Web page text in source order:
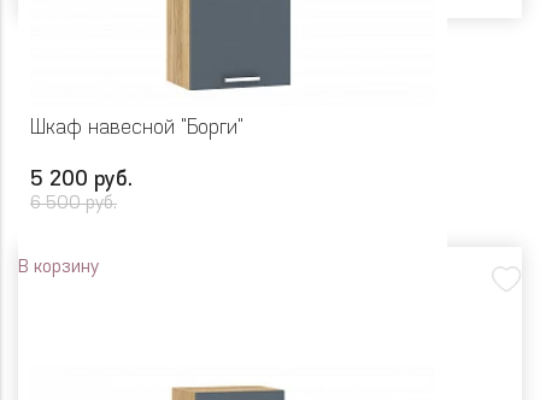
Шкаф навесной "Борги"
5 200 руб.
6 500 руб.
В корзину